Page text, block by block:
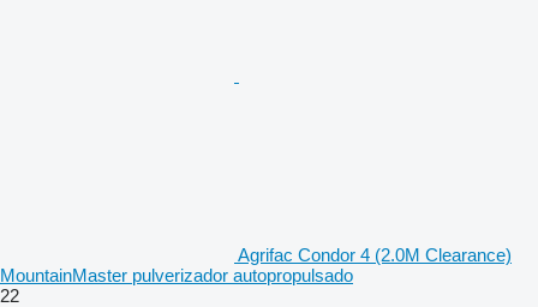
Agrifac Condor 4 (2.0M Clearance)
MountainMaster pulverizador autopropulsado
22